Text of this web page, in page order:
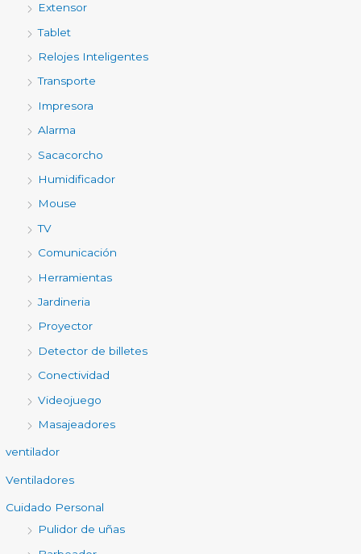
Extensor
Tablet
Relojes Inteligentes
Transporte
Impresora
Alarma
Sacacorcho
Humidificador
Mouse
TV
Comunicación
Herramientas
Jardineria
Proyector
Detector de billetes
Conectividad
Videojuego
Masajeadores
ventilador
Ventiladores
Cuidado Personal
Pulidor de uñas